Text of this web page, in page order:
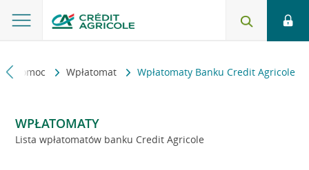
i pomoc Wpłatomat Wpłatomaty Banku Credit Agricole
WPŁATOMATY
Lista wpłatomatów banku Credit Agricole